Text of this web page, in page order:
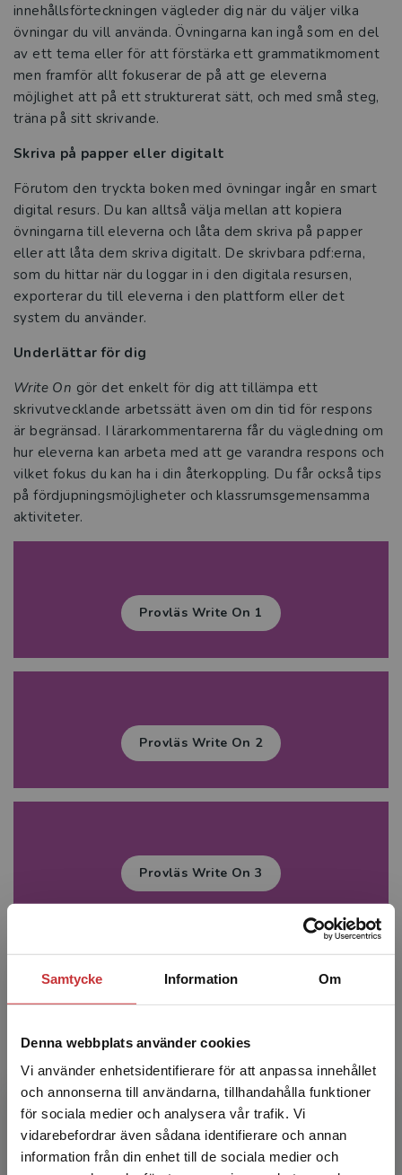
Samtycke Information Om
Denna webbplats använder cookies
Vi använder enhetsidentifierare för att anpassa innehållet
och annonserna till användarna, tillhandahålla funktioner
för sociala medier och analysera vår trafik. Vi
vidarebefordrar även sådana identifierare och annan
information från din enhet till de sociala medier och
Begränsad fraktregion
innehållsförteckningen vägleder dig när du väljer vilka
övningar du vill använda. Övningarna kan ingå som en del
av ett tema eller för att förstärka ett grammatikmoment
men framför allt fokuserar de på att ge eleverna
möjlighet att på ett strukturerat sätt, och med små steg,
träna på sitt skrivande.
Skriva på papper eller digitalt
Förutom den tryckta boken med övningar ingår en smart
digital resurs. Du kan alltså välja mellan att kopiera
övningarna till eleverna och låta dem skriva på papper
eller att låta dem skriva digitalt. De skrivbara pdf:erna,
som du hittar när du loggar in i den digitala resursen,
exporterar du till eleverna i den plattform eller det
system du använder.
Underlättar för dig
Write On gör det enkelt för dig att tillämpa ett
skrivutvecklande arbetssätt även om din tid för respons
är begränsad. I lärarkommentarerna får du vägledning om
hur eleverna kan arbeta med att ge varandra respons och
vilket fokus du kan ha i din återkoppling. Du får också tips
på fördjupningsmöjligheter och klassrumsgemensamma
aktiviteter.
Provläs Write On 1
Provläs Write On 2
Provläs Write On 3
Prova demo till Write On 1
Prova demo till Write On 2